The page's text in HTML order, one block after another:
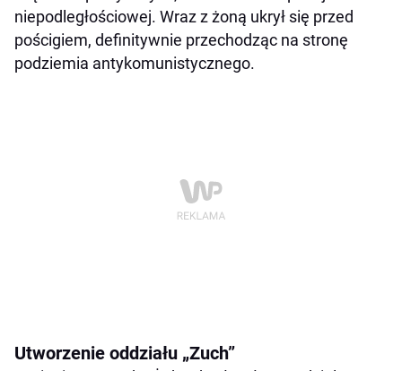
niepodległościowej. Wraz z żoną ukrył się przed
pościgiem, definitywnie przechodząc na stronę
podziemia antykomunistycznego.
Utworzenie oddziału „Zuch”